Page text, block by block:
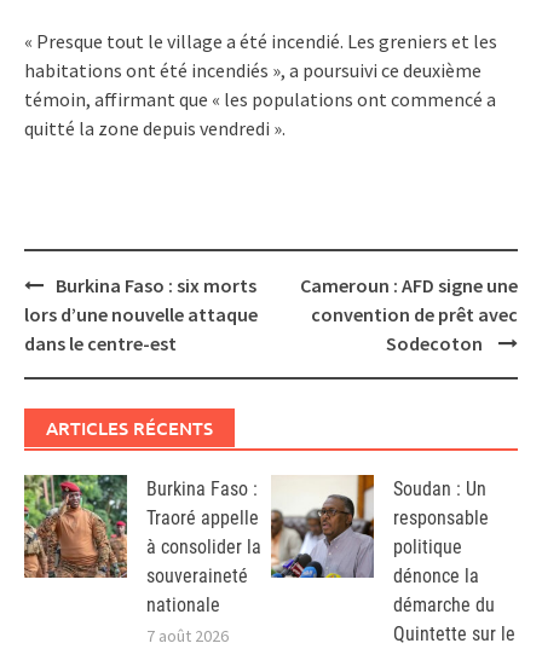
« Presque tout le village a été incendié. Les greniers et les
habitations ont été incendiés », a poursuivi ce deuxième
témoin, affirmant que « les populations ont commencé a
quitté la zone depuis vendredi ».
Post
navigation
Burkina Faso : six morts
lors d’une nouvelle attaque
dans le centre-est
Cameroun : AFD signe une
convention de prêt avec
Sodecoton
ARTICLES RÉCENTS
Burkina Faso :
Traoré appelle
à consolider la
souveraineté
nationale
7 août 2026
Soudan : Un
responsable
politique
dénonce la
démarche du
Quintette sur le